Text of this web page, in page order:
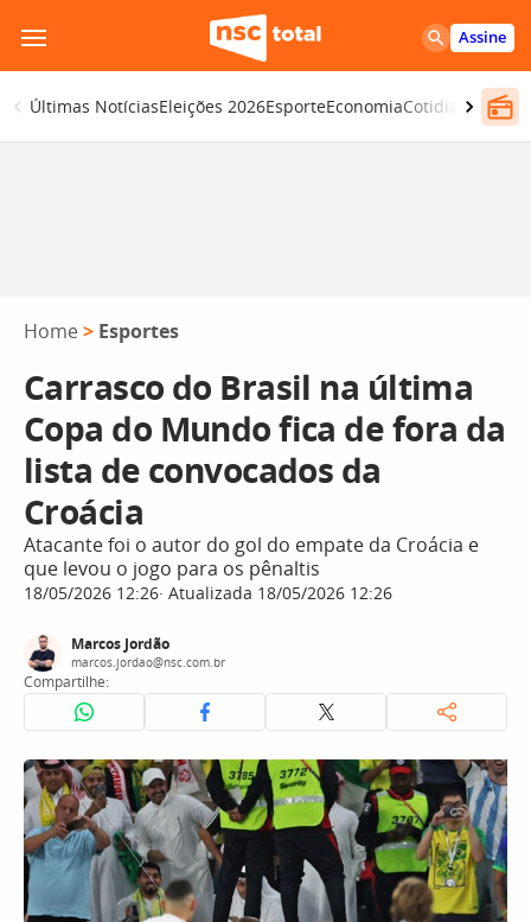
para
o
conteúdo
Assine
Últimas NotíciasEleições 2026EsporteEconomiaCotidiano
Home > Esportes
Carrasco do Brasil na última
Copa do Mundo fica de fora da
lista de convocados da
Croácia
Atacante foi o autor do gol do empate da Croácia e
que levou o jogo para os pênaltis
18/05/2026 12:26 Atualizada 18/05/2026 12:26
Marcos Jordão
marcos.jordao@nsc.com.br
Compartilhe: